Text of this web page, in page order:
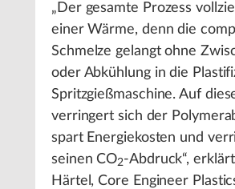
„Der gesamte Prozess
einer Wärme, denn die
Schmelze gelangt ohne
oder Abkühlung in die
Spritzgießmaschine. Auf
verringert sich der
spart Energiekosten und
seinen CO2-Abdruck“,
Härtel, Core Engineer